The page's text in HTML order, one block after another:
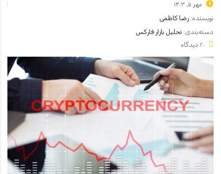
مهر ۵, ۱۴۰۳
نویسنده: رضا کاظمی
دسته‌بندی: تحلیل بازار فارکس
۲۰ دیدگاه